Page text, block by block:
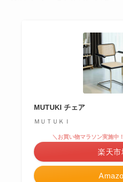
MUTUKI チェア
ＭＵＴＵＫＩ
＼お買い物マラソン実施中
楽天市